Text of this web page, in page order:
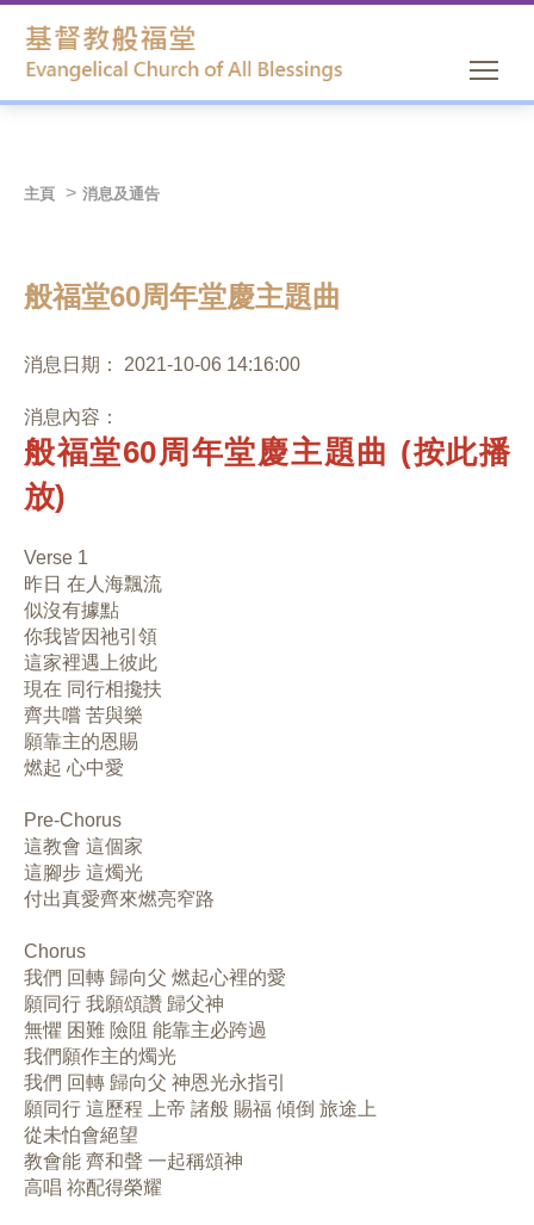
主頁 消息及通告
般福堂60周年堂慶主題曲
消息日期： 2021-10-06 14:16:00
消息內容：
般福堂60周年堂慶主題曲 (按此播
放)
Verse 1
昨日 在人海飄流
似沒有據點
你我皆因祂引領
這家裡遇上彼此
現在 同行相攙扶
齊共嚐 苦與樂
願靠主的恩賜
燃起 心中愛
Pre-Chorus
這教會 這個家
這腳步 這燭光
付出真愛齊來燃亮窄路
Chorus
我們 回轉 歸向父 燃起心裡的愛
願同行 我願頌讚 歸父神
無懼 困難 險阻 能靠主必跨過
我們願作主的燭光
我們 回轉 歸向父 神恩光永指引
願同行 這歷程 上帝 諸般 賜福 傾倒 旅途上
從未怕會絕望
教會能 齊和聲 一起稱頌神
高唱 祢配得榮耀